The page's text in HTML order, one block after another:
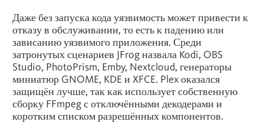
Даже без запуска кода уязвимость может привести к
отказу в обслуживании, то есть к падению или
зависанию уязвимого приложения. Среди
затронутых сценариев JFrog назвала Kodi, OBS
Studio, PhotoPrism, Emby, Nextcloud, генераторы
миниатюр GNOME, KDE и XFCE. Plex оказался
защищён лучше, так как использует собственную
сборку FFmpeg с отключёнными декодерами и
коротким списком разрешённых компонентов.